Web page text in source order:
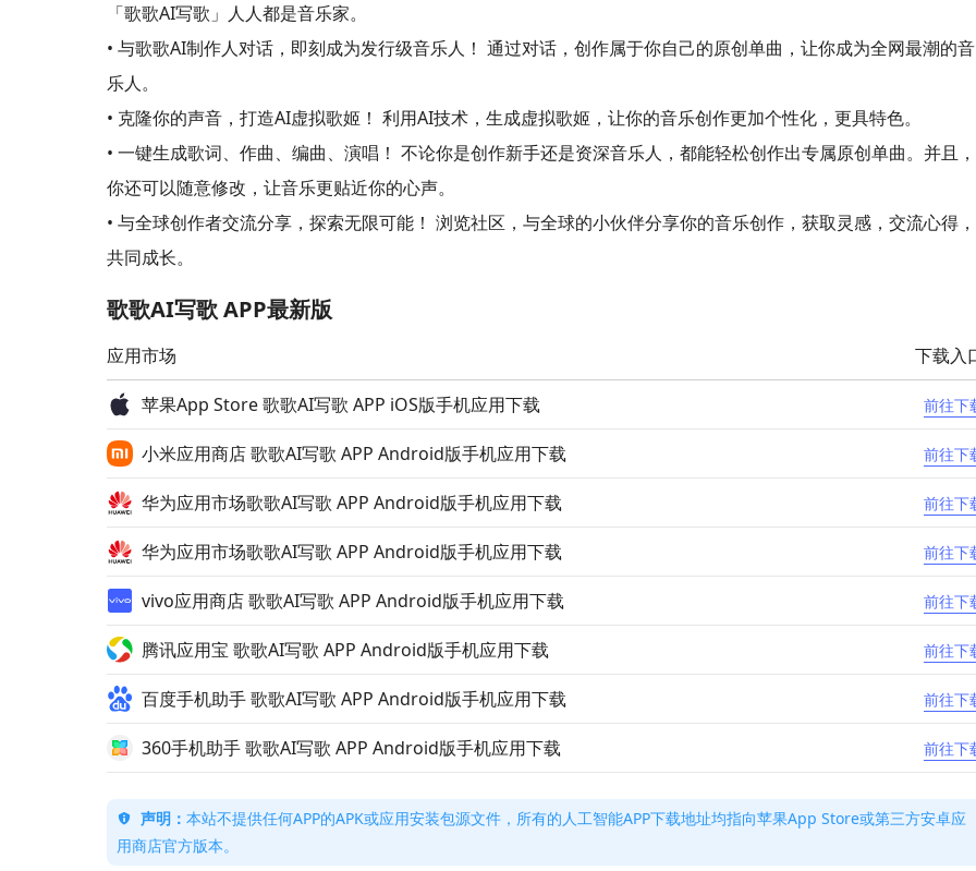
「歌歌AI写歌」人人都是音乐家。
• 与歌歌AI制作人对话，即刻成为发行级音乐人！ 通过对话，创作属于你自己的原创单曲，让你成为全网最潮的音
乐人。
• 克隆你的声音，打造AI虚拟歌姬！ 利用AI技术，生成虚拟歌姬，让你的音乐创作更加个性化，更具特色。
• 一键生成歌词、作曲、编曲、演唱！ 不论你是创作新手还是资深音乐人，都能轻松创作出专属原创单曲。并且，
你还可以随意修改，让音乐更贴近你的心声。
• 与全球创作者交流分享，探索无限可能！ 浏览社区，与全球的小伙伴分享你的音乐创作，获取灵感，交流心得，
共同成长。
歌歌AI写歌 APP最新版
应用市场 下载入
苹果App Store 歌歌AI写歌 APP iOS版手机应用下载 前往下
小米应用商店 歌歌AI写歌 APP Android版手机应用下载 前往下
华为应用市场歌歌AI写歌 APP Android版手机应用下载 前往下
华为应用市场歌歌AI写歌 APP Android版手机应用下载 前往下
vivo应用商店 歌歌AI写歌 APP Android版手机应用下载 前往下
腾讯应用宝 歌歌AI写歌 APP Android版手机应用下载 前往下
百度手机助手 歌歌AI写歌 APP Android版手机应用下载 前往下
360手机助手 歌歌AI写歌 APP Android版手机应用下载 前往下
声明：本站不提供任何APP的APK或应用安装包源文件，所有的人工智能APP下载地址均指向苹果App Store或第三方安卓应
用商店官方版本。